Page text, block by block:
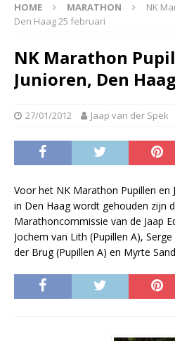
HOME MARATHON
NK
Den Haag 25 februari
NK Marathon
Junioren, Den
27/01/2012 Jaap van der Spek
Voor het NK Marathon Pupillen en
in Den Haag wordt gehouden zijn
Marathoncommissie van de Jaap
Jochem van Lith (Pupillen A),
der Brug (Pupillen A) en Myrte